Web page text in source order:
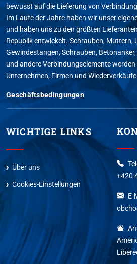
bewusst auf die Lieferung von
Im Laufe der Jahre haben wir unser
und haben uns zu den größten
Republik entwickelt. Schrauben, Muttern,
Gewindestangen, Schrauben,
und andere Verbindungselemente
Unternehmen, Firmen und
Geschäftsbedingungen
WICHTIGE LINKS
Über uns
Cookies-Einstellungen
+420
E-